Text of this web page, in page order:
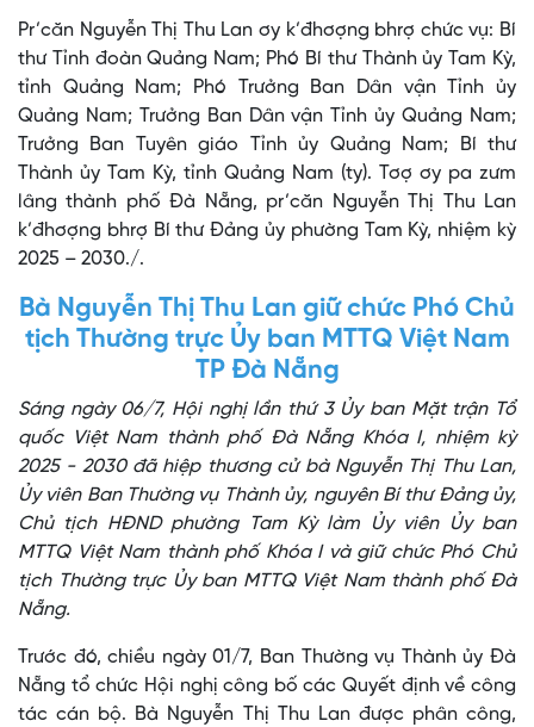
Pr’căn Nguyễn Thị Thu Lan ơy k’đhơợng bhrợ chức vụ: Bí
thư Tỉnh đoàn Quảng Nam; Phó Bí thư Thành ủy Tam Kỳ,
tỉnh Quảng Nam; Phó Trưởng Ban Dân vận Tỉnh ủy
Quảng Nam; Trưởng Ban Dân vận Tỉnh ủy Quảng Nam;
Trưởng Ban Tuyên giáo Tỉnh ủy Quảng Nam; Bí thư
Thành ủy Tam Kỳ, tỉnh Quảng Nam (ty). Tơợ ơy pa zưm
lâng thành phố Đà Nẵng, pr’căn Nguyễn Thị Thu Lan
k’đhơợng bhrợ Bí thư Đảng ủy phường Tam Kỳ, nhiệm kỳ
2025 – 2030./.
Bà Nguyễn Thị Thu Lan giữ chức Phó Chủ
tịch Thường trực Ủy ban MTTQ Việt Nam
TP Đà Nẵng
Sáng ngày 06/7, Hội nghị lần thứ 3 Ủy ban Mặt trận Tổ
quốc Việt Nam thành phố Đà Nẵng Khóa I, nhiệm kỳ
2025 - 2030 đã hiệp thương cử bà Nguyễn Thị Thu Lan,
Ủy viên Ban Thường vụ Thành ủy, nguyên Bí thư Đảng ủy,
Chủ tịch HĐND phường Tam Kỳ làm Ủy viên Ủy ban
MTTQ Việt Nam thành phố Khóa I và giữ chức Phó Chủ
tịch Thường trực Ủy ban MTTQ Việt Nam thành phố Đà
Nẵng.
Trước đó, chiều ngày 01/7, Ban Thường vụ Thành ủy Đà
Nẵng tổ chức Hội nghị công bố các Quyết định về công
tác cán bộ. Bà Nguyễn Thị Thu Lan được phân công,